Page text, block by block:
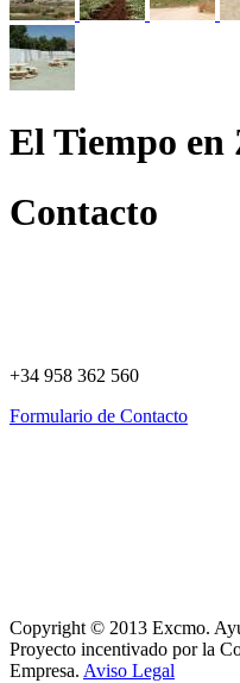
El Tiempo
Contacto
+34 958 362 560
Formulario de Contacto
Copyright © 2013 Excmo.
Proyecto incentivado por la
Empresa. Aviso Legal